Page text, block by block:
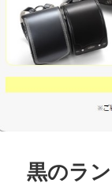
黒のラ